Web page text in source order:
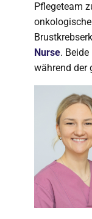
Pflegeteam
Nurse.
während der